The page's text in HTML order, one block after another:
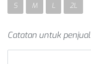
S M L 2L
Catatan untuk penjual